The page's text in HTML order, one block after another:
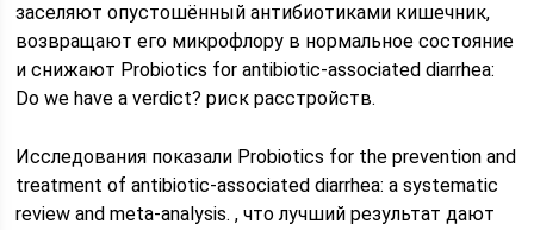
заселяют опустошённый антибиотиками кишечник,
возвращают его микрофлору в нормальное состояние
и снижают Probiotics for antibiotic-associated diarrhea:
Do we have a verdict? риск расстройств.
Исследования показали Probiotics for the prevention and
treatment of antibiotic-associated diarrhea: a systematic
review and meta-analysis. , что лучший результат дают